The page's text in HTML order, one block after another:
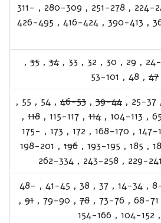
224-
,
251-278
,
280-309
,
311-
,
390-413
,
416-424
,
426-495
,
29
,
30
,
32
,
33
,
34
,
35
,
47
,
48
,
53-101
,
25-37
,
39-44
,
46-53
,
54
,
55
,
,
104-113
,
114
,
115-117
,
118
,
147-
,
168-170
,
172
,
173
,
175-
,
185
,
193-195
,
196
,
198-201
229-241
,
243-258
,
262-334
,
14-34
,
37
,
38
,
41-45
,
48-
68-71
,
73-76
,
78
,
79-90
,
91
,
,
104-152
,
154-166